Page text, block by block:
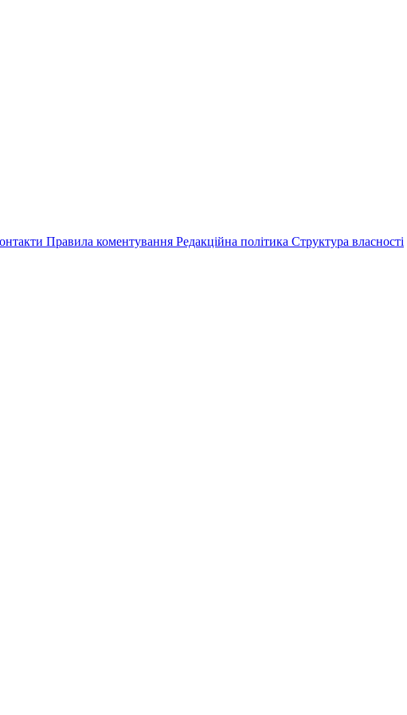
Правила коментування Редакційна політика Структура власності